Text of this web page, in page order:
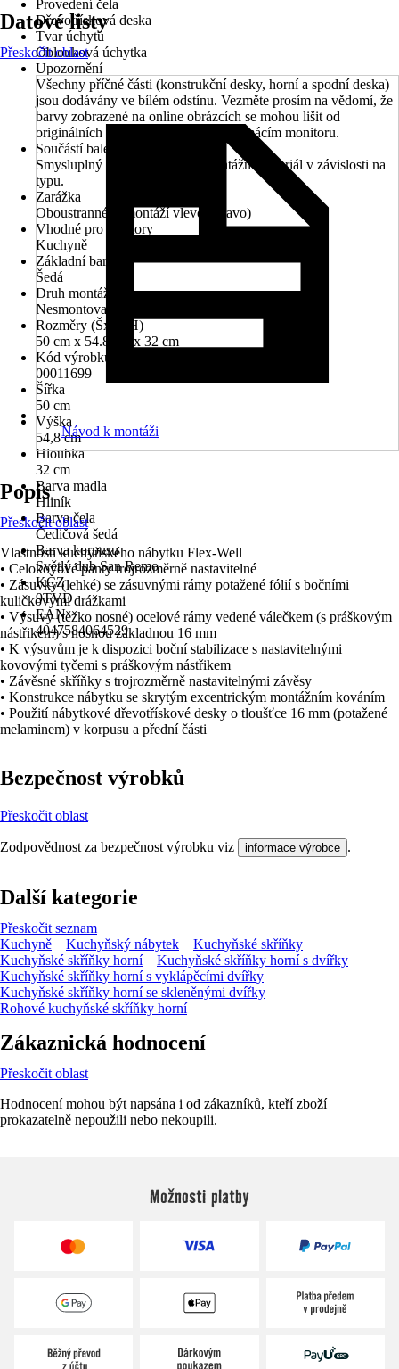
Provedení čela
Dřevotřísková deska
Tvar úchytu
Oblouková úchytka
Upozornění
Všechny příčné části (konstrukční desky, horní a spodní deska)
jsou dodávány ve bílém odstínu. Vezměte prosím na vědomí, že
barvy zobrazené na online obrázcích se mohou lišit od
originálních barevných odstínů na domácím monitoru.
Součástí balení
Smysluplný montážní návod, montážní materiál v závislosti na
typu.
Zarážka
Oboustranné (s montáží vlevo/vpravo)
Vhodné pro prostory
Kuchyně
Základní barva
Šedá
Druh montáže
Nesmontované
Rozměry (ŠxVxH)
50 cm x 54.8 cm x 32 cm
Kód výrobku
00011699
Šířka
50 cm
Výška
54,8 cm
Hloubka
32 cm
Barva madla
Hliník
Barva čela
Čedičová šedá
Barva korpusu
Světlý dub San Remo
KČZ
9TVD
EAN
4047584064529
Datové listy
Přeskočit oblast
Návod k montáži
Popis
Přeskočit oblast
Vlastnosti kuchyňského nábytku Flex-Well
• Celokovové panty trojrozměrně nastavitelné
• Zásuvky (lehké) se zásuvnými rámy potažené fólií s bočními
kuličkovými drážkami
• Výsuvy (těžko nosné) ocelové rámy vedené válečkem (s práškovým
nástřikem) s nosnou základnou 16 mm
• K výsuvům je k dispozici boční stabilizace s nastavitelnými
kovovými tyčemi s práškovým nástřikem
• Závěsné skříňky s trojrozměrně nastavitelnými závěsy
• Konstrukce nábytku se skrytým excentrickým montážním kováním
• Použití nábytkové dřevotřískové desky o tloušťce 16 mm (potažené
melaminem) v korpusu a přední části
Bezpečnost výrobků
Přeskočit oblast
Zodpovědnost za bezpečnost výrobku viz informace výrobce .
Další kategorie
Přeskočit seznam
Kuchyně
Kuchyňský nábytek
Kuchyňské skříňky
Kuchyňské skříňky horní
Kuchyňské skříňky horní s dvířky
Kuchyňské skříňky horní s vyklápěcími dvířky
Kuchyňské skříňky horní se skleněnými dvířky
Rohové kuchyňské skříňky horní
Zákaznická hodnocení
Přeskočit oblast
Hodnocení mohou být napsána i od zákazníků, kteří zboží
prokazatelně nepoužili nebo nekoupili.
Možnosti platby